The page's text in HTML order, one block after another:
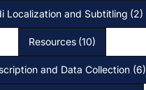
Localization and Subtitling (2)
Resources (10)
and Data Collection (6)